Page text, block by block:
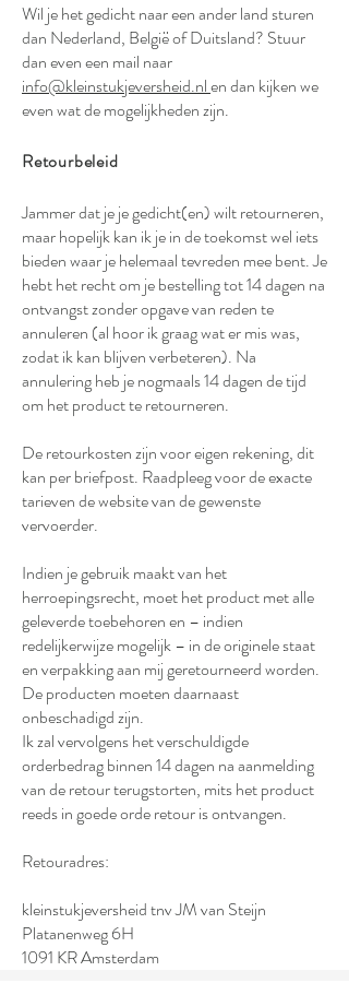
Wil je het gedicht naar een ander land sturen
dan Nederland, België of Duitsland? Stuur
dan even een mail naar
info@kleinstukjeversheid.nlen dan kijken we
even wat de mogelijkheden zijn.
Retourbeleid
Jammer dat je je gedicht(en) wilt retourneren,
maar hopelijk kan ik je in de toekomst wel iets
bieden waar je helemaal tevreden mee bent. Je
hebt het recht om je bestelling tot 14 dagen na
ontvangst zonder opgave van reden te
annuleren (al hoor ik graag wat er mis was,
zodat ik kan blijven verbeteren). Na
annulering heb je nogmaals 14 dagen de tijd
om het product te retourneren.
De retourkosten zijn voor eigen rekening, dit
kan per briefpost. Raadpleeg voor de exacte
tarieven de website van de gewenste
vervoerder.
Indien je gebruik maakt van het
herroepingsrecht, moet het product met alle
geleverde toebehoren en – indien
redelijkerwijze mogelijk – in de originele staat
en verpakking aan mij geretourneerd worden.
De producten moeten daarnaast
onbeschadigd zijn.
Ik zal vervolgens het verschuldigde
orderbedrag binnen 14 dagen na aanmelding
van de retour terugstorten, mits het product
reeds in goede orde retour is ontvangen.
Retouradres:
kleinstukjeversheid tnv JM van Steijn
Platanenweg 6H
1091 KR Amsterdam